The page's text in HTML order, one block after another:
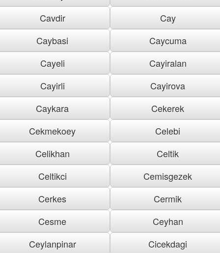
Cavdir
Cay
Caybasi
Caycuma
Cayeli
Cayiralan
Cayirli
Cayirova
Caykara
Cekerek
Cekmekoey
Celebi
Celikhan
Celtik
Celtikci
Cemisgezek
Cerkes
Cermik
Cesme
Ceyhan
Ceylanpinar
Cicekdagi